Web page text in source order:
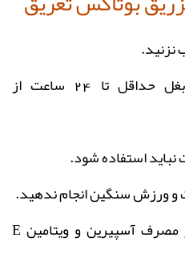
نزنید.
بعد از تزریق بوتاکس زیربغل حداقل تا 24 ساعت از
تا 6 ساعت پس از تزریق از مصرف آسپیرین و ویتامین E